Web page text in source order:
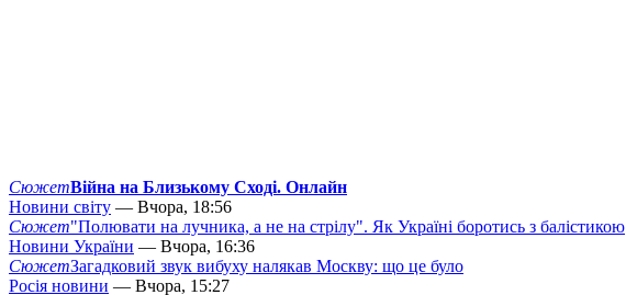
СюжетВійна на Близькому Сході. Онлайн
Новини світу — Вчора, 18:56
Сюжет"Полювати на лучника, а не на стрілу". Як Україні боротись з балістикою
Новини України — Вчора, 16:36
СюжетЗагадковий звук вибуху налякав Москву: що це було
Росія новини — Вчора, 15:27